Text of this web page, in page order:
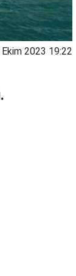
2023 19:22